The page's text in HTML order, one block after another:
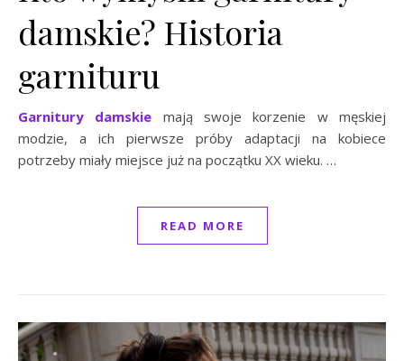
damskie? Historia
garnituru
Garnitury damskie mają swoje korzenie w męskiej
modzie, a ich pierwsze próby adaptacji na kobiece
potrzeby miały miejsce już na początku XX wieku. …
READ MORE